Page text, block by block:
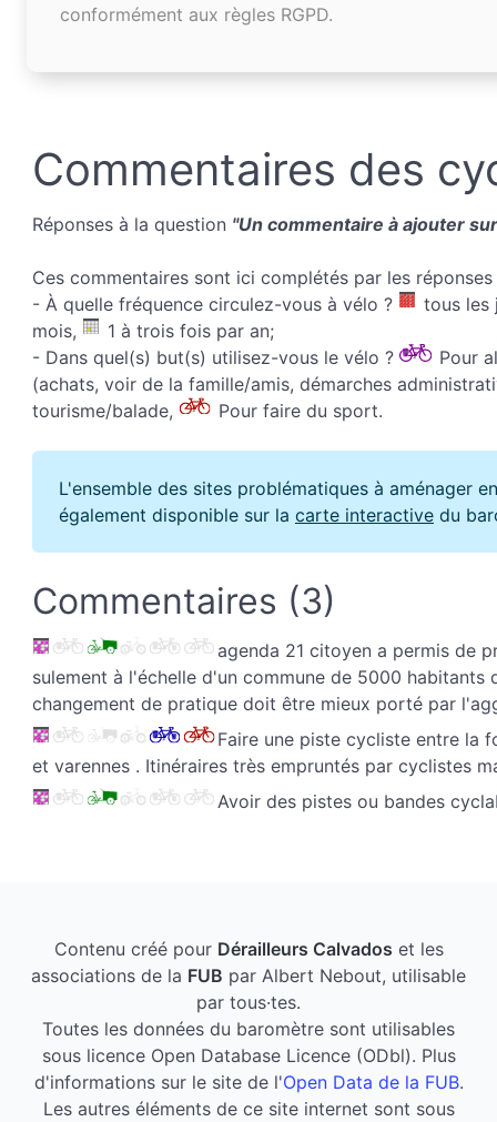
conformément aux règles RGPD.
Commentaires des
Réponses à la question "Un commentaire à ajouter
Ces commentaires sont ici complétés par les
- À quelle fréquence circulez-vous à vélo ?
tous les
mois,
1 à trois fois par an;
- Dans quel(s) but(s) utilisez-vous le vélo ?
Pour
(achats, voir de la famille/amis, démarches
tourisme/balade,
Pour faire du sport.
L'ensemble des sites problématiques à aménager
également disponible sur la carte interactive du
Commentaires (3)
agenda 21 citoyen a permis de
sulement à l'échelle d'un commune de 5000
changement de pratique doit être mieux porté par
Faire une piste cycliste entre la
et varennes . Itinéraires très empruntés par cyclistes
Avoir des pistes ou bandes
Contenu créé pour Dérailleurs Calvados et les
associations de la FUB par Albert Nebout, utilisable
par tous·tes.
Toutes les données du baromètre sont utilisables
sous licence Open Database Licence (ODbl). Plus
d'informations sur le site de l'Open Data de la FUB.
Les autres éléments de ce site internet sont sous